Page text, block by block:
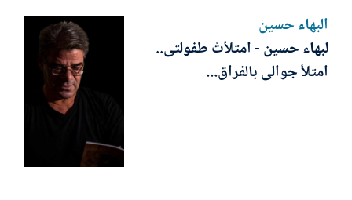
البهاء حسين
لبهاء حسين - امتلأتْ طفولتى..
امتلأ جوالى بالفراق...